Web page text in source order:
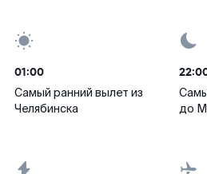
01:00
Самый ранний вылет из
Челябинска
до